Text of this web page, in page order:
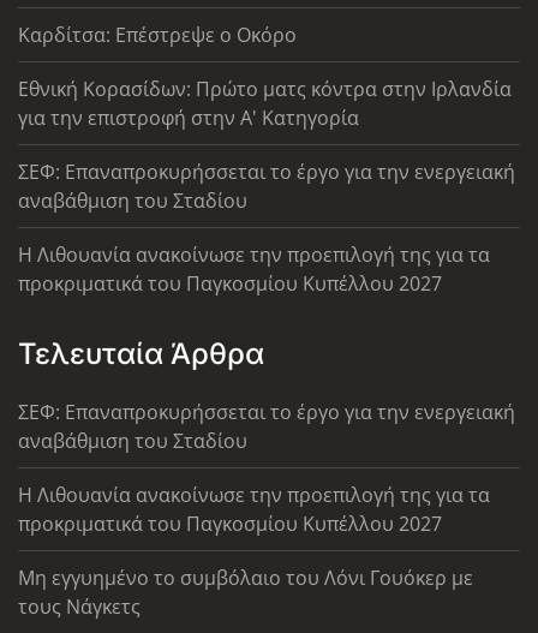
Καρδίτσα: Επέστρεψε ο Οκόρο
Εθνική Κορασίδων: Πρώτο ματς κόντρα στην Ιρλανδία
για την επιστροφή στην Α' Κατηγορία
ΣΕΦ: Επαναπροκυρήσσεται το έργο για την ενεργειακή
αναβάθμιση του Σταδίου
Η Λιθουανία ανακοίνωσε την προεπιλογή της για τα
προκριματικά του Παγκοσμίου Κυπέλλου 2027
Τελευταία Άρθρα
ΣΕΦ: Επαναπροκυρήσσεται το έργο για την ενεργειακή
αναβάθμιση του Σταδίου
Η Λιθουανία ανακοίνωσε την προεπιλογή της για τα
προκριματικά του Παγκοσμίου Κυπέλλου 2027
Μη εγγυημένο το συμβόλαιο του Λόνι Γουόκερ με
τους Νάγκετς